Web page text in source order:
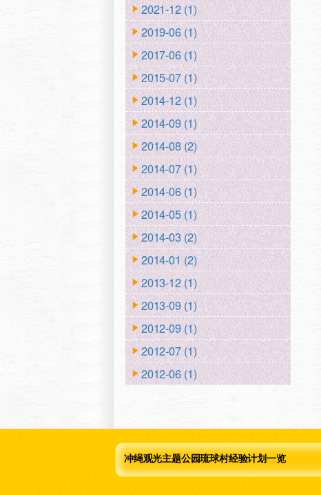
2021-12 (1)
2019-06 (1)
2017-06 (1)
2015-07 (1)
2014-12 (1)
2014-09 (1)
2014-08 (2)
2014-07 (1)
2014-06 (1)
2014-05 (1)
2014-03 (2)
2014-01 (2)
2013-12 (1)
2013-09 (1)
2012-09 (1)
2012-07 (1)
2012-06 (1)
冲绳观光主题公园琉球村经验计划一览